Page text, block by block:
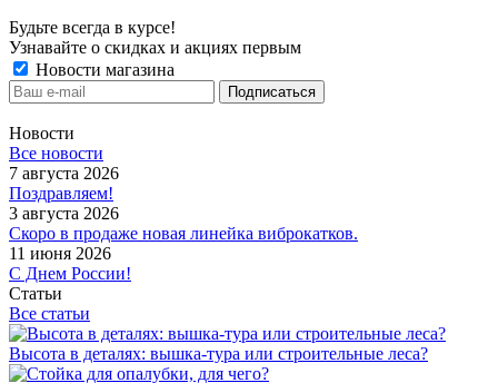
Будьте всегда в курсе!
Узнавайте о скидках и акциях первым
Новости магазина
Новости
Все новости
7 августа 2026
Поздравляем!
3 августа 2026
Скоро в продаже новая линейка виброкатков.
11 июня 2026
С Днем России!
Статьи
Все статьи
Высота в деталях: вышка-тура или строительные леса?